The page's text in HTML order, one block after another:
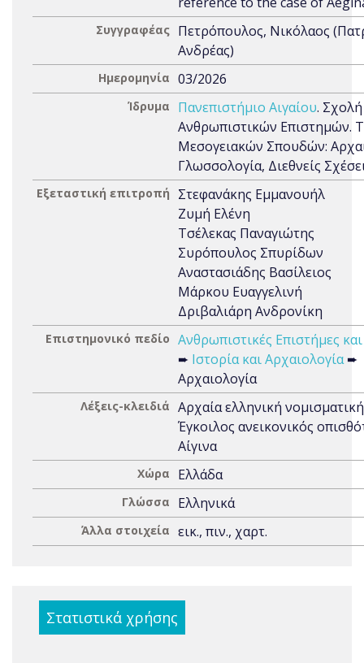
Συγγραφέας Πετρόπουλος, Νικόλαος
Ανδρέας)
Ημερομηνία 03/2026
Ίδρυμα Πανεπιστήμιο Αιγαίου. Σχολή
Ανθρωπιστικών Επιστημών.
Μεσογειακών Σπουδών:
Γλωσσολογία, Διεθνείς
Εξεταστική επιτροπή
Στεφανάκης Εμμανουήλ
Ζυμή Ελένη
Τσέλεκας Παναγιώτης
Συρόπουλος Σπυρίδων
Αναστασιάδης Βασίλειος
Μάρκου Ευαγγελινή
Δριβαλιάρη Ανδρονίκη
Επιστημονικό πεδίο Ανθρωπιστικές Επιστήμες
➨ Ιστορία και Αρχαιολογία➨
Αρχαιολογία
Λέξεις-κλειδιά Αρχαία ελληνική
Έγκοιλος ανεικονικός
Aίγινα
Χώρα Ελλάδα
Γλώσσα Ελληνικά
Άλλα στοιχεία εικ., πιν., χαρτ.
Στατιστικά χρήσης